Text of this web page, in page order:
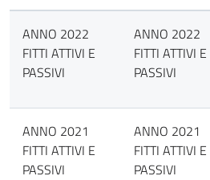
ANNO 2022
FITTI ATTIVI E
PASSIVI
ANNO 2022
FITTI ATTIVI E
PASSIVI
ANNO 2021
FITTI ATTIVI E
PASSIVI
ANNO 2021
FITTI ATTIVI E
PASSIVI